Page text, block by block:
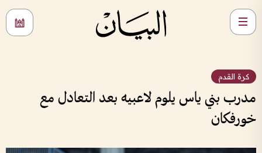
كرة القدم
مدرب بني ياس يلوم لاعبيه بعد التعادل مع
خورفكان